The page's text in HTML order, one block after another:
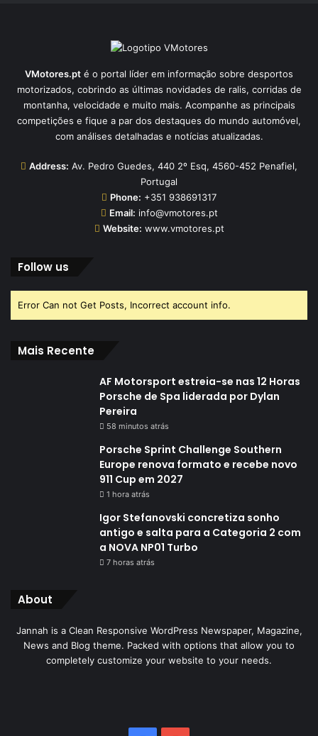
VMotores.pt é o portal líder em informação sobre desportos
motorizados, cobrindo as últimas novidades de ralis, corridas de
montanha, velocidade e muito mais. Acompanhe as principais
competições e fique a par dos destaques do mundo automóvel,
com análises detalhadas e notícias atualizadas.
Address: Av. Pedro Guedes, 440 2º Esq, 4560-452 Penafiel,
Portugal
Phone: +351 938691317
Email: info@vmotores.pt
Website: www.vmotores.pt
Follow us
Error Can not Get Posts, Incorrect account info.
Mais Recente
AF Motorsport estreia-se nas 12 Horas
Porsche de Spa liderada por Dylan
Pereira
58 minutos atrás
Porsche Sprint Challenge Southern
Europe renova formato e recebe novo
911 Cup em 2027
1 hora atrás
Igor Stefanovski concretiza sonho
antigo e salta para a Categoria 2 com
a NOVA NP01 Turbo
7 horas atrás
About
Jannah is a Clean Responsive WordPress Newspaper, Magazine,
News and Blog theme. Packed with options that allow you to
completely customize your website to your needs.